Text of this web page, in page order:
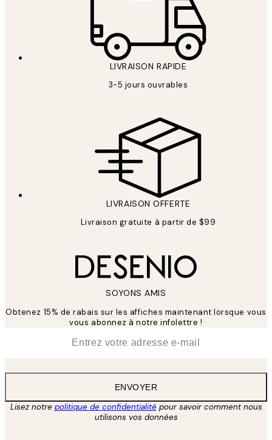
LIVRAISON RAPIDE
3-5 jours ouvrables
LIVRAISON OFFERTE
Livraison gratuite à partir de $99
SOYONS AMIS
Obtenez 15% de rabais sur les affiches maintenant lorsque vous
vous abonnez à notre infolettre !
ENVOYER
Lisez notre politique de confidentialitépour savoir comment nous
utilisons vos données